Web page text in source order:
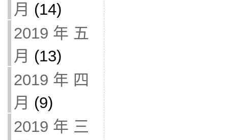
月 (14)
2019 年 五
月 (13)
2019 年 四
月 (9)
2019 年 三